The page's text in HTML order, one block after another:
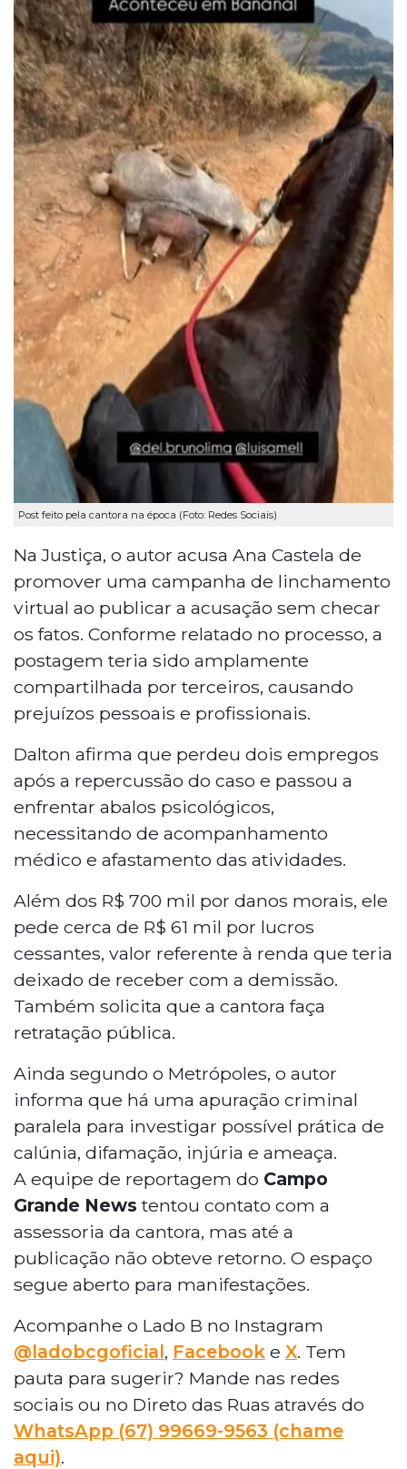
Post feito pela cantora na época (Foto: Redes Sociais)
Na Justiça, o autor acusa Ana Castela de
promover uma campanha de linchamento
virtual ao publicar a acusação sem checar
os fatos. Conforme relatado no processo, a
postagem teria sido amplamente
compartilhada por terceiros, causando
prejuízos pessoais e profissionais.
Dalton afirma que perdeu dois empregos
após a repercussão do caso e passou a
enfrentar abalos psicológicos,
necessitando de acompanhamento
médico e afastamento das atividades.
Além dos R$ 700 mil por danos morais, ele
pede cerca de R$ 61 mil por lucros
cessantes, valor referente à renda que teria
deixado de receber com a demissão.
Também solicita que a cantora faça
retratação pública.
Ainda segundo o Metrópoles, o autor
informa que há uma apuração criminal
paralela para investigar possível prática de
calúnia, difamação, injúria e ameaça.
A equipe de reportagem do Campo
Grande News tentou contato com a
assessoria da cantora, mas até a
publicação não obteve retorno. O espaço
segue aberto para manifestações.
Acompanhe o Lado B no Instagram
@ladobcgoficial, Facebook e X. Tem
pauta para sugerir? Mande nas redes
sociais ou no Direto das Ruas através do
WhatsApp (67) 99669-9563 (chame
aqui).